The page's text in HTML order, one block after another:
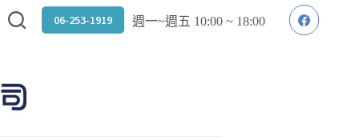
06-253-1919 週一~週五 10:00 ~ 18:00